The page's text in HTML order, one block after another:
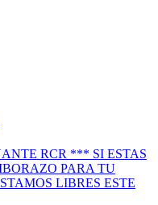
RCR *** SI ESTAS
PARA TU
LIBRES ESTE